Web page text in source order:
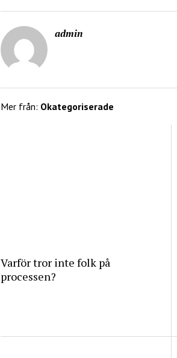
admin
Mer från: Okategoriserade
Varför tror inte folk på
processen?